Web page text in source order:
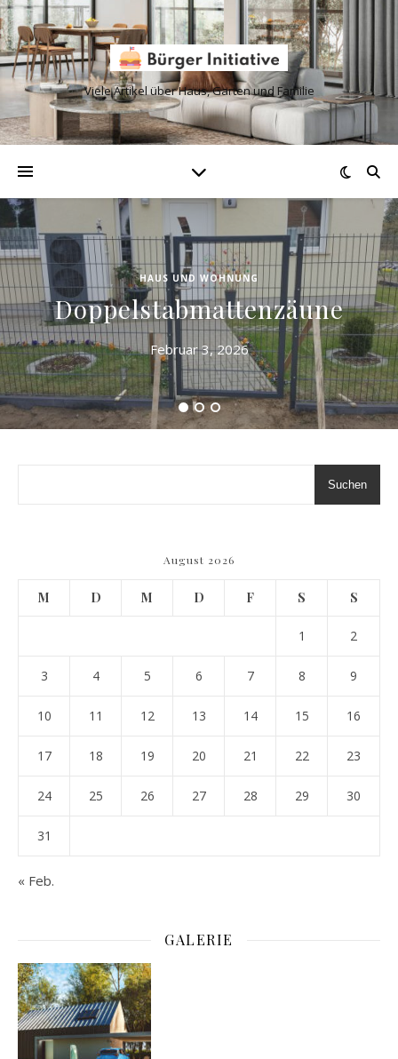
Viele Artikel über Haus, Garten und Familie
HAUS UND WOHNUNG
Doppelstabmattenzäune
Februar 3, 2026
Suchen
August 2026
M D M D F S S
1 2
3 4 5 6 7 8 9
10 11 12 13 14 15 16
17 18 19 20 21 22 23
24 25 26 27 28 29 30
31
« Feb.
GALERIE